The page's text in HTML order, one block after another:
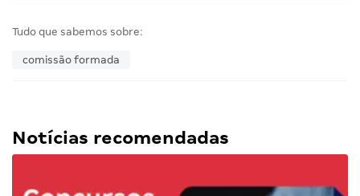
Tudo que sabemos sobre:
comissão formada
Notícias recomendadas